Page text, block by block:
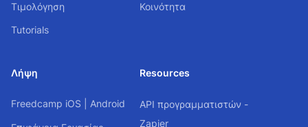
Τιμολόγηση
Tutorials
Κοινότητα
Λήψη
Freedcamp iOS Android
Resources
API προγραμματιστών -
Zapier